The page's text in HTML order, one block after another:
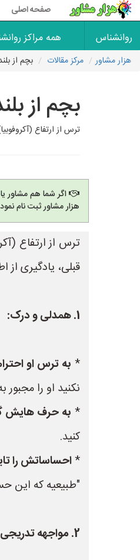
صفحه اصلی
روانشناس همه مراکز
هزار مشاور مرکز مقالات بچم از
بچم از
ترس از ارتفاع
اگر شما هم مشاور
هزار مشاور ثبت نام
ترس از ارتفاع
قبلی، یادگیری
1. همدلی و درک:
* به ترس او
نکنید او را
* به حرف هایش
کنید.
*احساساتش را
"طبیعیه که این
2. مواجهه تدریجی: